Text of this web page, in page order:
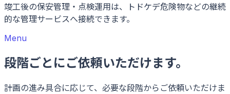
竣工後の保安管理・点検運用は、トドケデ危険物などの継続
的な管理サービスへ接続できます。
Menu
段階ごとにご依頼いただけます。
計画の進み具合に応じて、必要な段階からご依頼いただけま